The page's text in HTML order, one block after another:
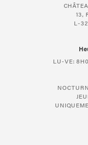
13,
L-
LU-VE: